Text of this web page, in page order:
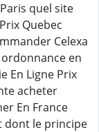
quel site
Quebec
Celexa
ordonnance en
En Ligne Prix
acheter
En France
dont le principe